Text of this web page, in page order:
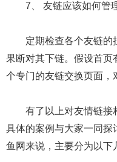
7、 友链应该如何管
定期检查各个友链的
果断对其下链。假设首页
个专门的友链交换页面，
有了以上对友情链接
具体的案例与大家一同探
鱼网来说，主要分为以下